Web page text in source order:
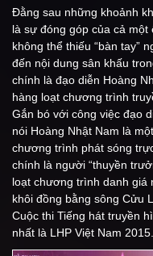
Đằng sau những khoảnh
là sự đóng góp của cả
không thể thiếu “bàn tay”
đến nội dung sân khấu
chính là đạo diễn Hoàng
hàng loạt chương trình
Gắn bó với công việc đạo
nói Hoàng Nhật Nam là
chương trình phát sóng
chính là người “thuyền
loạt chương trình danh giá
khôi đồng bằng sông Cửu
Cuộc thi Tiếng hát truyền
nhất là LHP Việt Nam 2015.